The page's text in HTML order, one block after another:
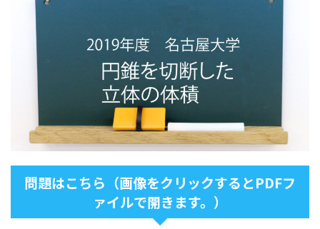
問題はこちら（画像をクリックするとPDFフ
ァイルで開きます。）